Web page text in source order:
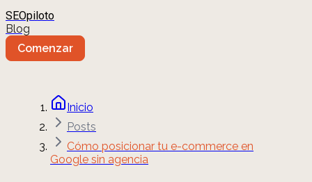
SEOpiloto
Blog
Comenzar
Inicio
Posts
Cómo posicionar tu e-commerce en
Google sin agencia